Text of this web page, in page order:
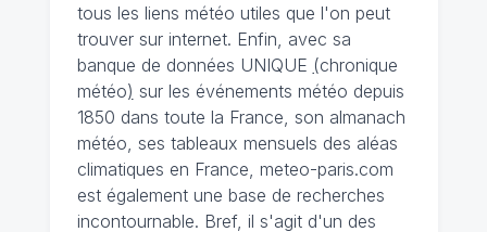
tous les liens météo utiles que l'on peut
trouver sur internet. Enfin, avec sa
banque de données UNIQUE (chronique
météo) sur les événements météo depuis
1850 dans toute la France, son almanach
météo, ses tableaux mensuels des aléas
climatiques en France, meteo-paris.com
est également une base de recherches
incontournable. Bref, il s'agit d'un des